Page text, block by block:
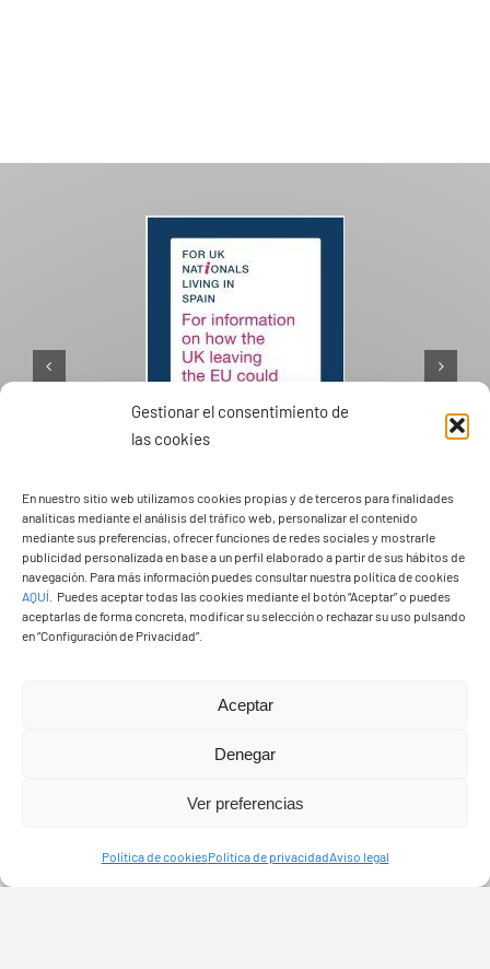
Gestionar el consentimiento de
las cookies
En nuestro sitio web utilizamos cookies propias y de terceros para finalidades
analíticas mediante el análisis del tráfico web, personalizar el contenido
mediante sus preferencias, ofrecer funciones de redes sociales y mostrarle
publicidad personalizada en base a un perfil elaborado a partir de sus hábitos de
navegación. Para más información puedes consultar nuestra política de cookies
AQUÍ
Puedes aceptar todas las cookies mediante el botón “Aceptar” o puedes
aceptarlas de forma concreta, modificar su selección o rechazar su uso pulsando
en “Configuración de Privacidad”.
Aceptar
Denegar
Ver preferencias
Política de cookiesPolítica de privacidadAviso legal
PASEOS EN CAMELLO